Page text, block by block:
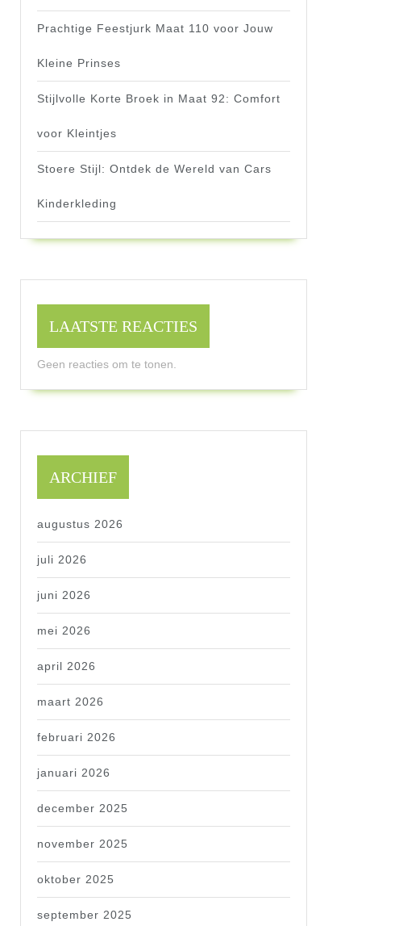
Prachtige Feestjurk Maat 110 voor Jouw
Kleine Prinses
Stijlvolle Korte Broek in Maat 92: Comfort
voor Kleintjes
Stoere Stijl: Ontdek de Wereld van Cars
Kinderkleding
LAATSTE REACTIES
Geen reacties om te tonen.
ARCHIEF
augustus 2026
juli 2026
juni 2026
mei 2026
april 2026
maart 2026
februari 2026
januari 2026
december 2025
november 2025
oktober 2025
september 2025